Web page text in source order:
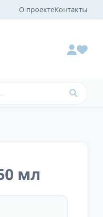
О проектеКонтакты
мл